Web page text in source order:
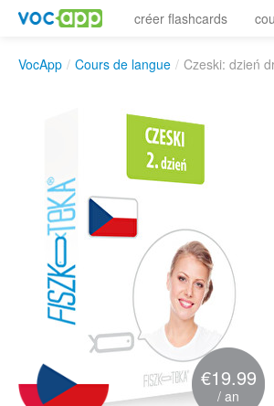
créer flashcards
VocApp / Cours de langue / Czeski: dzień
€19.99
/ an